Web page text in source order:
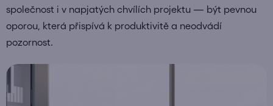
společnost i v napjatých chvílích projektu — být pevnou
oporou, která přispívá k produktivitě a neodvádí
pozornost.